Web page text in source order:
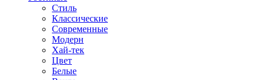
Стиль
Классические
Современные
Модерн
Хай-тек
Цвет
Белые